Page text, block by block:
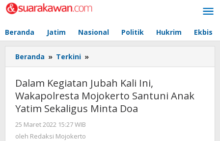
Lewati
ke
Beranda Jatim Nasional Politik Hukrim Ekbis
Beranda » Terkini »
Kegiatan
Jubah
Kali
Ini,
Wakapolresta
Dalam Kegiatan Jubah Kali Ini,
Wakapolresta Mojokerto Santuni Anak
Yatim Sekaligus Minta Doa
25 Maret 2022 15:27 WIB
oleh Redaksi Mojokerto